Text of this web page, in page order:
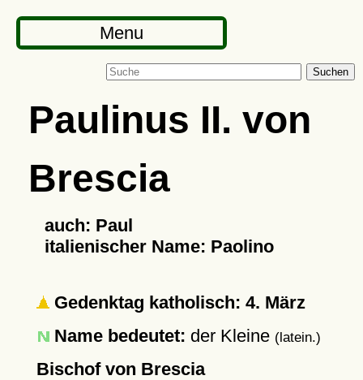
Menu
Suchen
Paulinus II. von
Brescia
auch: Paul
italienischer Name: Paolino
Gedenktag katholisch: 4. März
Name bedeutet: der Kleine (latein.)
Bischof von Brescia